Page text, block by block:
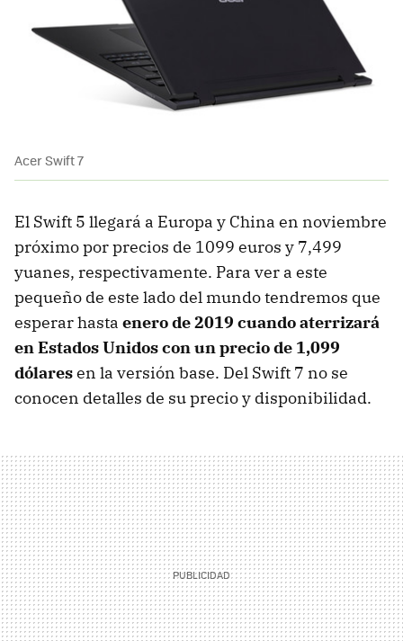
Acer Swift 7
El Swift 5 llegará a Europa y China en noviembre
próximo por precios de 1099 euros y 7,499
yuanes, respectivamente. Para ver a este
pequeño de este lado del mundo tendremos que
esperar hasta enero de 2019 cuando aterrizará
en Estados Unidos con un precio de 1,099
dólaresen la versión base. Del Swift 7 no se
conocen detalles de su precio y disponibilidad.